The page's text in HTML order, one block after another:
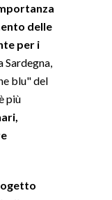
delle
per i
blu" del
più